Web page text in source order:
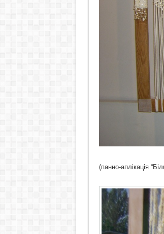
(панно-аплікація